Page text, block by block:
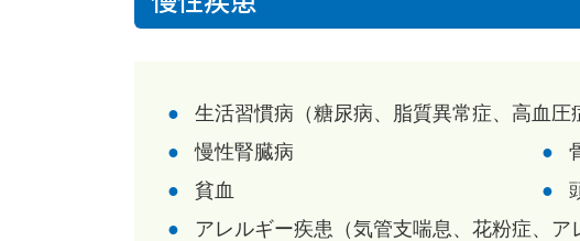
生活習慣病 （糖尿病、 脂質異常症、 高血圧
慢性腎臓病
貧血
アレルギー疾患（気管支喘息、花粉症、ア